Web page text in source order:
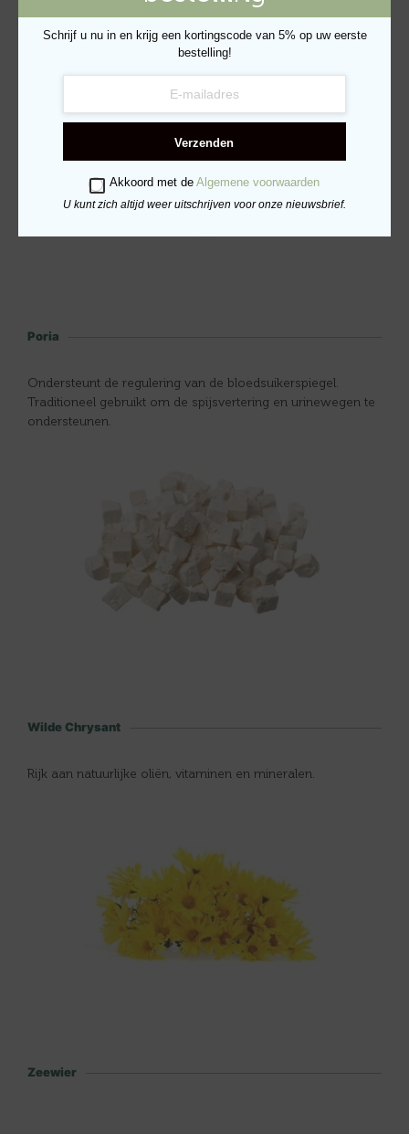
Ondersteunt het immuunsysteem. Helpt vrije radicalen te
verminderen.
Poria
Ondersteunt de regulering van de bloedsuikerspiegel.
Traditioneel gebruikt om de spijsvertering en urinewegen te
ondersteunen.
Wilde Chrysant
Rijk aan natuurlijke oliën, vitaminen en mineralen.
Zeewier
Schrijf u nu in en krijg een kortingscode van 5% op uw eerste
bestelling!
Verzenden
Akkoord met deAlgemene voorwaarden
U kunt zich altijd weer uitschrijven voor onze nieuwsbrief.